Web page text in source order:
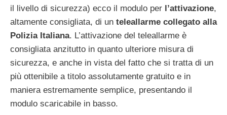
il livello di sicurezza) ecco il modulo per l’attivazione,
altamente consigliata, di un teleallarme collegato alla
Polizia Italiana. L’attivazione del teleallarme è
consigliata anzitutto in quanto ulteriore misura di
sicurezza, e anche in vista del fatto che si tratta di un
più ottenibile a titolo assolutamente gratuito e in
maniera estremamente semplice, presentando il
modulo scaricabile in basso.